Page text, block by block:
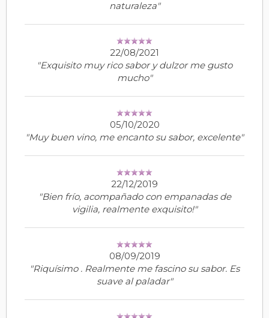
naturaleza"
22/08/2021
"Exquisito muy rico sabor y dulzor me gusto
mucho"
05/10/2020
"Muy buen vino, me encanto su sabor, excelente"
22/12/2019
"Bien frío, acompañado con empanadas de
vigilia, realmente exquisito!"
08/09/2019
"Riquísimo . Realmente me fascino su sabor. Es
suave al paladar"